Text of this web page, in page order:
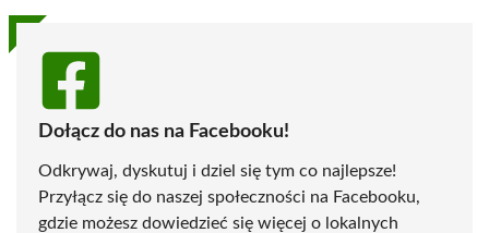
Dołącz do nas na Facebooku!
Odkrywaj, dyskutuj i dziel się tym co najlepsze!
Przyłącz się do naszej społeczności na Facebooku,
gdzie możesz dowiedzieć się więcej o lokalnych